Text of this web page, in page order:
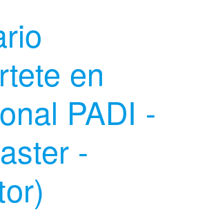
en
PADI -
-